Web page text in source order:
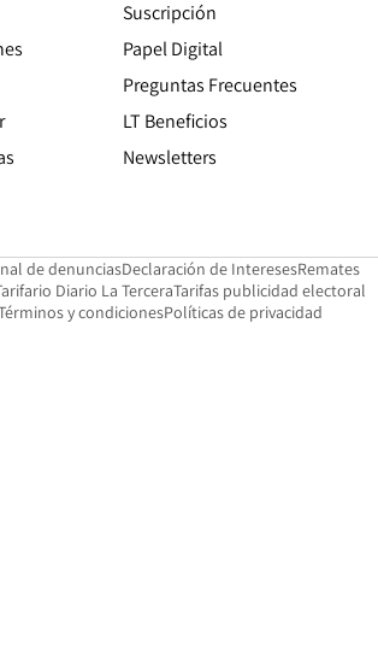
in new window
in new window
Suscripción
Papel DigitalOpens in new
Preguntas Frecuentes
LT Beneficios
Newsletters
de denunciasOpens in new window
Declaración de InteresesOpens in
Remates
in new window
Diario La TerceraOpens in new window
Tarifas publicidad electoral
in new window
y condicionesPolíticas de privacidad